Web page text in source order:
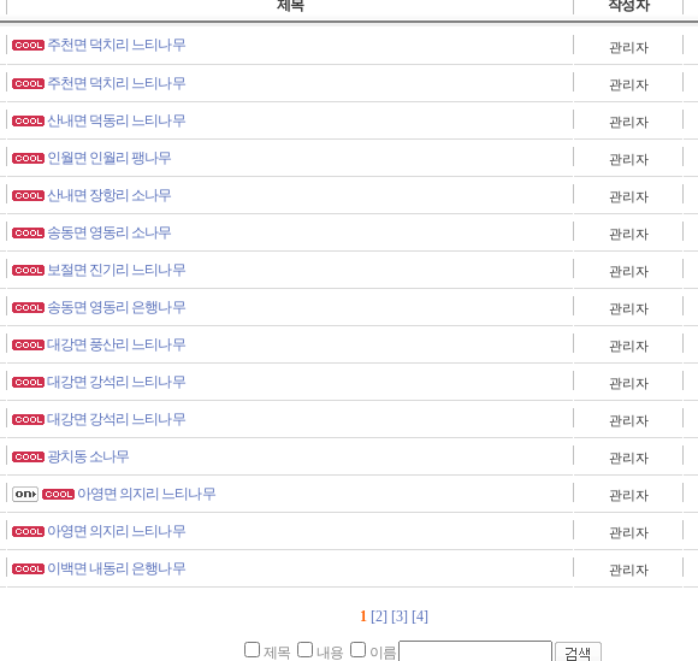
제목 작성자
주천면 덕치리 느티나무 관리자
주천면 덕치리 느티나무 관리자
산내면 덕동리 느티나무 관리자
인월면 인월리 팽나무 관리자
산내면 장항리 소나무 관리자
송동면 영동리 소나무 관리자
보절면 진기리 느티나무 관리자
송동면 영동리 은행나무 관리자
대강면 풍산리 느티나무 관리자
대강면 강석리 느티나무 관리자
대강면 강석리 느티나무 관리자
광치동 소나무 관리자
아영면 의지리 느티나무 관리자
아영면 의지리 느티나무 관리자
이백면 내동리 은행나무 관리자
1 [2] [3] [4]
제목 내용 이름